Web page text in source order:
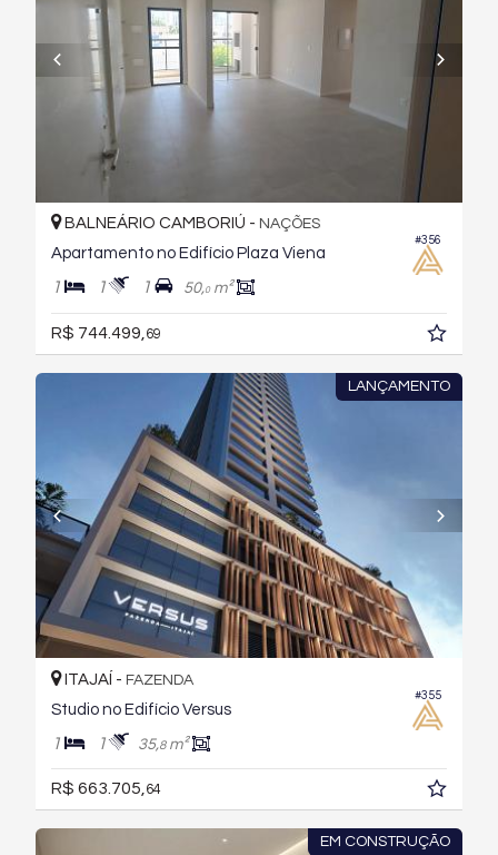
#356
BALNEÁRIO CAMBORIÚ - NAÇÕES
Apartamento no Edifício Plaza Viena
1 1 1 50,0m²
R$ 744.499,69
LANÇAMENTO
#355
ITAJAÍ - FAZENDA
Studio no Edifício Versus
1 1 35,8m²
R$ 663.705, 64
EM CONSTRUÇÃO